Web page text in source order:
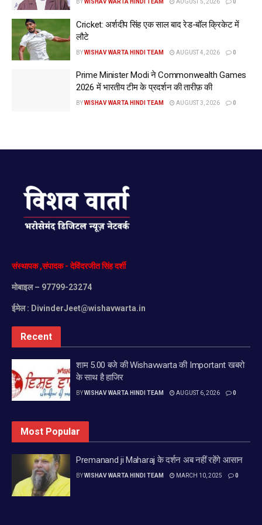
BYWISHAV WARTA HINDI TEAM AUGUST 5, 2026 0
Cricket: अर्शदीप सिंह एक साल बाद रेड-बॉल क्रिकेट में
लौटे
BYWISHAV WARTA HINDI TEAM AUGUST 4, 2026 0
Prime Minister Modi ने Commonwealth Games
2026 में भारतीय टीम के प्रदर्शन की तारीफ़ की
BYWISHAV WARTA HINDI TEAM AUGUST 3, 2026 0
संस्थापक,संपादक-देविंदरजीतसिंहदर्शी
मोबाइल– 97799-23274
ईमेल : DivinderJeet@wishavwarta.in
Recent
शाम 5.00 बजे की Wishavwarta की Important खबरो
के साथ है हाजिर
BYWISHAV WARTA HINDI TEAM AUGUST 6, 2026 0
Most Popular
Premanand ji Maharaj के दर्शन अब नहीं रहेंगे आसान
BYWISHAV WARTA HINDI TEAM MARCH 10, 2025 0